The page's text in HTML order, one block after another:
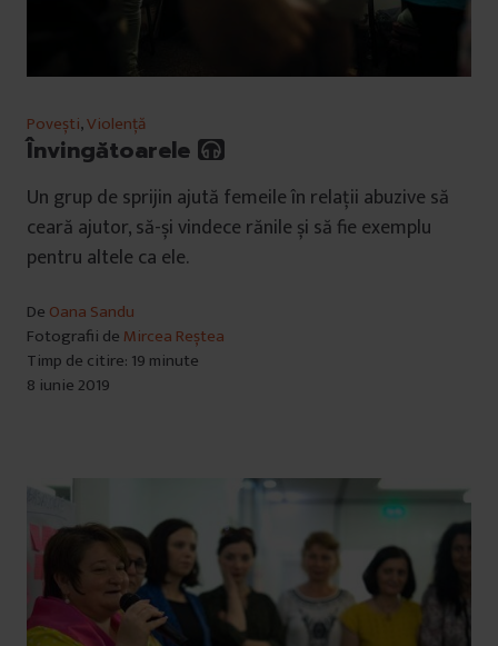
Povești,Violență
Învingătoarele
Un grup de sprijin ajută femeile în relații abuzive să
ceară ajutor, să-și vindece rănile și să fie exemplu
pentru altele ca ele.
De Oana Sandu
Fotografii de Mircea Reștea
Timp de citire: 19 minute
8 iunie 2019